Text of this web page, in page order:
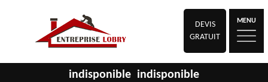
DEVIS
GRATUIT
MENU
indisponible indisponible